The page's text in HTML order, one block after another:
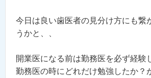
今日は良い歯医者の見分け方にも繋
うかと、、
開業医になる前は勤務医を必ず経験
勤務医の時にどれだけ勉強したか？